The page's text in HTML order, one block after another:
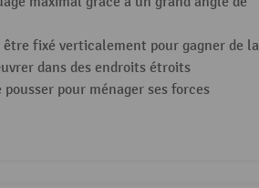
être fixé verticalement pour gagner de la
dans des endroits étroits
pour ménager ses forces